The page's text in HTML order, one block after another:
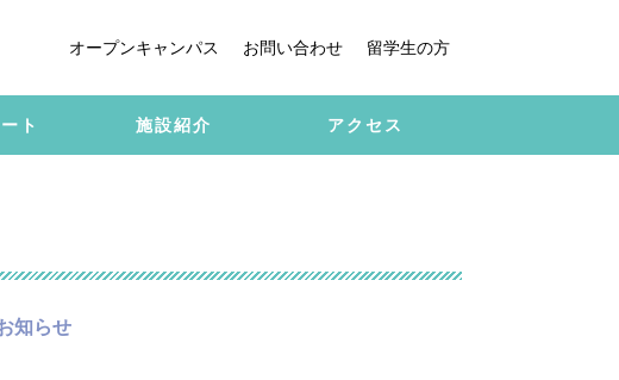
オープンキャンパス お問い合わせ 留学生の方
ト 施設紹介 アクセス
知らせ